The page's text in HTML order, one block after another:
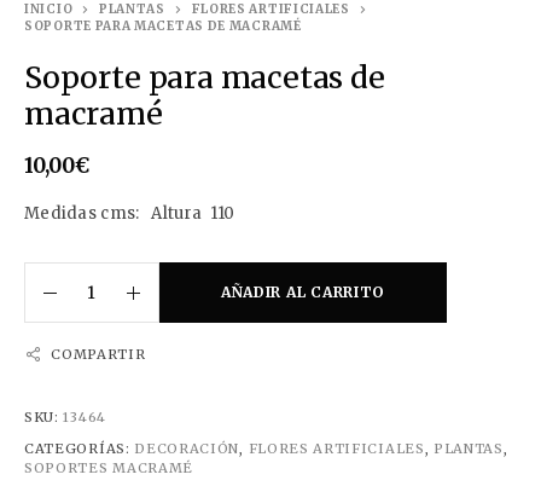
INICIO PLANTAS
FLORES ARTIFICIALES
SOPORTE PARA MACETAS DE MACRAMÉ
Soporte para macetas de
macramé
10,00€
Medidas cms: Altura 110
AÑADIR AL CARRITO
COMPARTIR
SKU:13464
CATEGORÍAS: DECORACIÓN, FLORES ARTIFICIALES, PLANTAS,
SOPORTES MACRAMÉ